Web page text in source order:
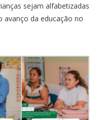
sejam alfabetizadas
avanço da educação no